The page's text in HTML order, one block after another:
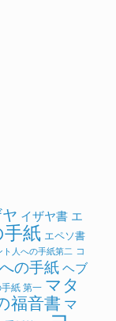
イザヤ書 エ
紙 エペソ書
ト人への手紙第二 コ
の手紙ヘブ
紙 第一 マタ
福音書マ